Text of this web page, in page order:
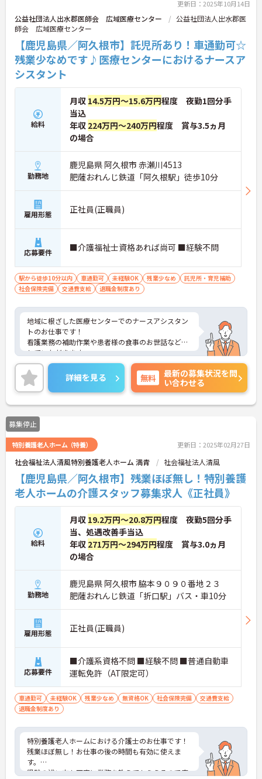
更新日：2025年10月14日
公益社団法人出水郡医師会 広域医療センター
公益社団法人出水郡医
師会 広域医療センター
【鹿児島県／阿久根市】託児所あり！車通勤可☆
残業少なめです♪医療センターにおけるナースア
シスタント
給料
月収 14.5万円～15.6万円程度 夜勤1回分手
当込
年収 224万円～240万円程度 賞与3.5ヵ月
の場合
勤務地
鹿児島県 阿久根市 赤瀬川4513
肥薩おれんじ鉄道「阿久根駅」徒歩10分
雇用形態 正社員(正職員)
応募要件 ■介護福祉士資格あれば尚可 ■経験不問
駅から徒歩10分以内 車通勤可 未経験OK 残業少なめ
託児所・育児補助
社会保険完備
交通費支給 退職金制度あり
地域に根ざした医療センターでのナースアシスタン
トのお仕事です！
看護業務の補助作業や患者様の食事のお世話などを
していただきます。
残業ほぼ無し！お仕事の後の時間も有効に使えま
す！
託児所完備で子育て中の方も安心して働けます。
ご興味ある方には、面接のポイントなど、さらに詳
細をお話致しますのでお気軽にご相談ください。
詳細を見る 無料
最新の募集状況を問
い合わせる
募集停止
特別養護老人ホーム（特養） 更新日：2025年02月27日
社会福祉法人清風特別養護老人ホーム 満青 社会福祉法人清風
【鹿児島県／阿久根市】残業ほぼ無し！特別養護
老人ホームの介護スタッフ募集求人《正社員》
給料
月収 19.2万円～20.8万円程度 夜勤5回分手
当、処遇改善手当込
年収 271万円～294万円程度 賞与3.0ヵ月
の場合
勤務地
鹿児島県 阿久根市 脇本９０９０番地２３
肥薩おれんじ鉄道「折口駅」バス・車10分
雇用形態 正社員(正職員)
応募要件
■介護系資格不問 ■経験不問 ■普通自動車
運転免許（AT限定可）
車通勤可 未経験OK 残業少なめ 無資格OK 社会保険完備
交通費支給
退職金制度あり
特別養護老人ホームにおける介護士のお仕事です！
残業ほぼ無し！お仕事の後の時間も有効に使えま
す。
経験の浅い方も丁寧に業務を教えてもらえるので安